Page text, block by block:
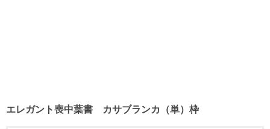
エレガント喪中葉書 カサブランカ（単）枠